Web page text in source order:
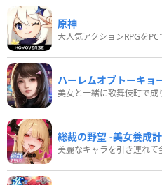
原神
大人気アクションRPGをPC
ハーレムオブトーキョ
美女と一緒に歌舞伎町で成
総裁の野望 -美女養成
美麗なキャラを引き連れて